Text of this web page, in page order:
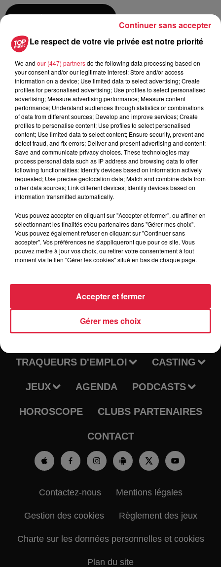
Date
au4 septembre 2021 à 0h00
Lieu
Stade de la Rotonde -
STRASBOURG (67)
Organisateur https://www.facebook.com/
Tarif Gratuit
TRAQUEURS D'EMPLOI CASTING
JEUX AGENDA PODCASTS
HOROSCOPE CLUBS PARTENAIRES
CONTACT
Contactez-nous Mentions légales
Gestion des cookies Règlement des jeux
Charte sur les données personnelles et cookies
Plan du site
Le respect de votre vie privée est notre priorité
We and our (447) partnersdo the following data processing based on
your consent and/or our legitimate interest: Store and/or access
information on a device; Use limited data to select advertising; Create
profiles for personalised advertising; Use profiles to select personalised
advertising; Measure advertising performance; Measure content
performance; Understand audiences through statistics or combinations
of data from different sources; Develop and improve services; Create
profiles to personalise content; Use profiles to select personalised
content; Use limited data to select content; Ensure security, prevent and
detect fraud, and fix errors; Deliver and present advertising and content;
Save and communicate privacy choices. These technologies may
process personal data such as IP address and browsing data to offer
following functionalities: Identify devices based on information actively
requested; Use precise geolocation data; Match and combine data from
other data sources; Link different devices; Identify devices based on
information transmitted automatically.
Vous pouvez accepter en cliquant sur "Accepter et fermer", ou affiner en
sélectionnant les finalités et/ou partenaires dans "Gérer mes choix".
Vous pouvez également refuser en cliquant sur "Continuer sans
accepter". Vos préférences ne s'appliqueront que pour ce site. Vous
pouvez mettre à jour vos choix, ou retirer votre consentement à tout
moment via le lien "Gérer les cookies" situé en bas de chaque page.
Gérer mes choix
Accepter et fermer
Continuer sans accepter